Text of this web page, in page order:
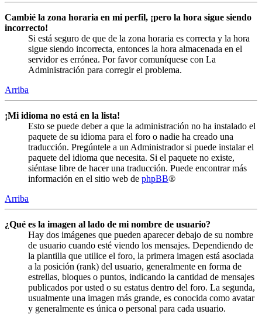
Cambié la zona horaria en mi perfil, ¡pero la hora sigue siendo
incorrecto!
Si está seguro de que de la zona horaria es correcta y la hora
sigue siendo incorrecta, entonces la hora almacenada en el
servidor es errónea. Por favor comuníquese con La
Administración para corregir el problema.
Arriba
¡Mi idioma no está en la lista!
Esto se puede deber a que la administración no ha instalado el
paquete de su idioma para el foro o nadie ha creado una
traducción. Pregúntele a un Administrador si puede instalar el
paquete del idioma que necesita. Si el paquete no existe,
siéntase libre de hacer una traducción. Puede encontrar más
información en el sitio web de phpBB®
Arriba
¿Qué es la imagen al lado de mi nombre de usuario?
Hay dos imágenes que pueden aparecer debajo de su nombre
de usuario cuando esté viendo los mensajes. Dependiendo de
la plantilla que utilice el foro, la primera imagen está asociada
a la posición (rank) del usuario, generalmente en forma de
estrellas, bloques o puntos, indicando la cantidad de mensajes
publicados por usted o su estatus dentro del foro. La segunda,
usualmente una imagen más grande, es conocida como avatar
y generalmente es única o personal para cada usuario.